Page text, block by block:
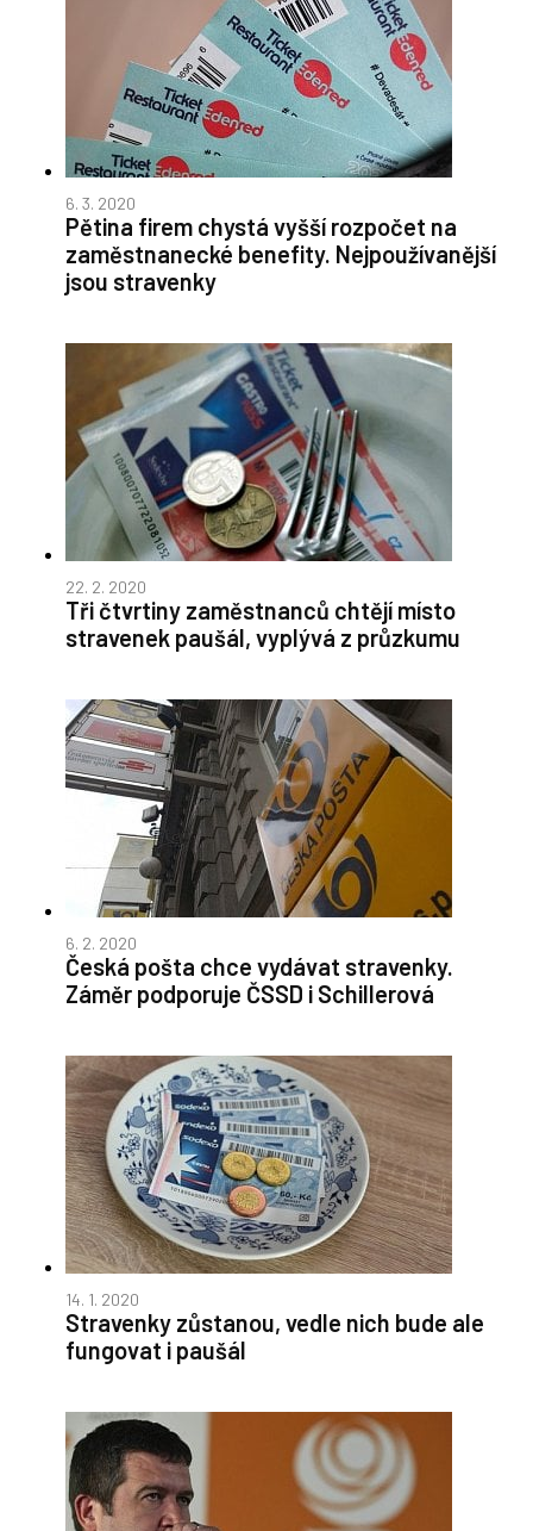
6. 3. 2020
Pětina firem chystá vyšší rozpočet na
zaměstnanecké benefity. Nejpoužívanější
jsou stravenky
22. 2. 2020
Tři čtvrtiny zaměstnanců chtějí místo
stravenek paušál, vyplývá z průzkumu
6. 2. 2020
Česká pošta chce vydávat stravenky.
Záměr podporuje ČSSD i Schillerová
14. 1. 2020
Stravenky zůstanou, vedle nich bude ale
fungovat i paušál